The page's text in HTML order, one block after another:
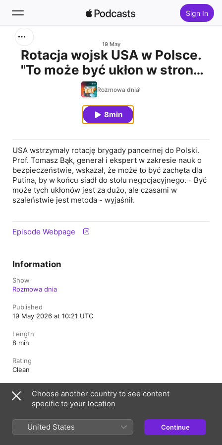
Sign In
Home
19 May
Rotacja wojsk USA w Polsce.
"To może być ukłon w stronę
Putina"
Rozmowa dnia
8min
USA wstrzymały rotację brygady pancernej do Polski.
Prof. Tomasz Bąk, generał i ekspert w zakresie nauk o
bezpieczeństwie, wskazał, że może to być zachęta dla
Putina, by w końcu siadł do stołu negocjacyjnego. - Być
może tych ukłonów jest za dużo, ale czasami w
szaleństwie jest metoda - wyjaśnił.
Episode Webpage
Information
Show
Rozmowa dnia
Published
19 May 2026 at 10:21 UTC
Length
8 min
Rating
Clean
Poland Polski
Copyright © 2026 Apple Inc. All rights reserved.
Internet Service Terms
Apple Podcasts web player & Privacy
Choose another country to see content
specific to your location
United States Continue